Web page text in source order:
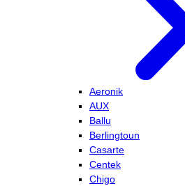
Aeronik
AUX
Ballu
Berlingtoun
Casarte
Centek
Chigo